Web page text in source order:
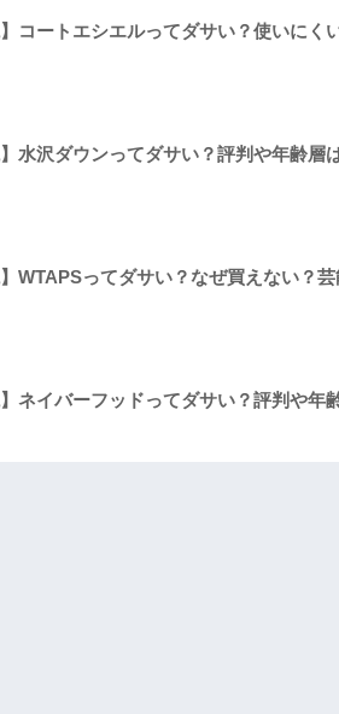
】コートエシエルってダサい？使いにく
】水沢ダウンってダサい？評判や年齢層
】WTAPSってダサい？なぜ買えない？芸
】ネイバーフッドってダサい？評判や年